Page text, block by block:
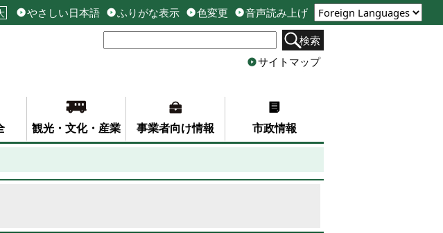
やさしい日本語 ふりがな表示 色変更
音声読み上げ
検索
サイトマップ
観光・文化・産業 事業者向け情報 市政情報